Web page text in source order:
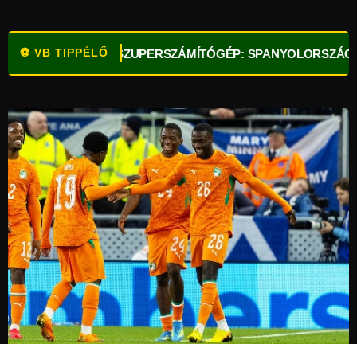
⚽ VB TIPPÉLŐ
OPTA SZUPERSZÁMÍTÓGÉP: SPANYOLORSZÁG A